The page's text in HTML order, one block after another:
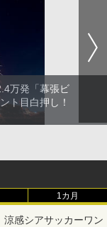
万発「幕張ビ
ト目白押し！
1カ月
涼感シアサッカーワン